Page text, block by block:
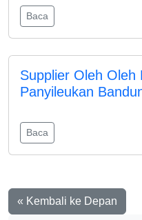
Baca
Supplier Oleh Oleh
Panyileukan
Baca
« Kembali ke Depan